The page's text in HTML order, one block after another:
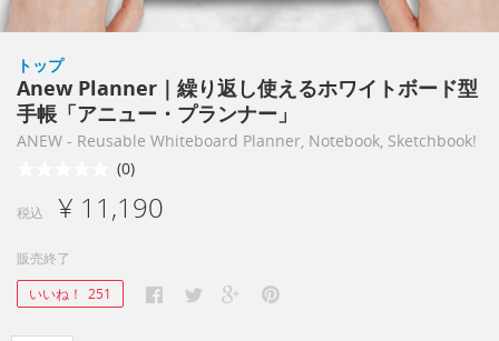
トップ
Anew Planner｜繰り返し使えるホワイトボード型
手帳「アニュー・プランナー」
ANEW - Reusable Whiteboard Planner, Notebook, Sketchbook!
(0)
税込 ¥ 11,190
販売終了
いいね！ 251